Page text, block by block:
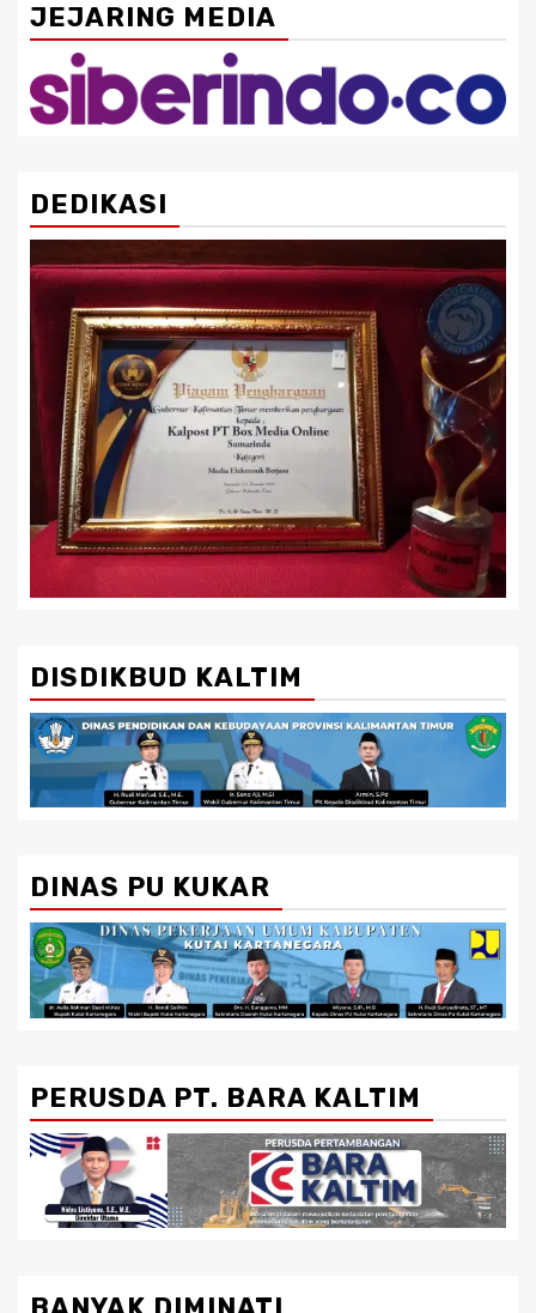
JEJARING MEDIA
DEDIKASI
DISDIKBUD KALTIM
DINAS PU KUKAR
PERUSDA PT. BARA KALTIM